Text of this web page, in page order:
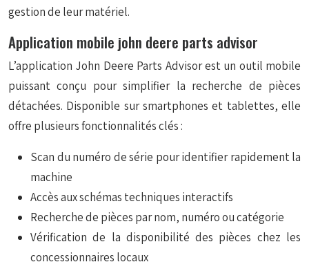
gestion de leur matériel.
Application mobile john deere parts advisor
L’application John Deere Parts Advisorest un outil mobile
puissant conçu pour simplifier la recherche de pièces
détachées. Disponible sur smartphones et tablettes, elle
offre plusieurs fonctionnalités clés :
Scan du numéro de série pour identifier rapidement la
machine
Accès aux schémas techniques interactifs
Recherche de pièces par nom, numéro ou catégorie
Vérification de la disponibilité des pièces chez les
concessionnaires locaux